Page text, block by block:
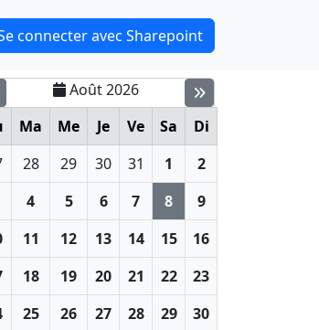
connecter avec Sharepoint
Août 2026
Ma Me Je Ve Sa
Di
28 29 30 31 1
2
4 5 6 7 8
9
11 12 13 14 15
16
18 19 20 21 22
23
25 26 27 28 29
30